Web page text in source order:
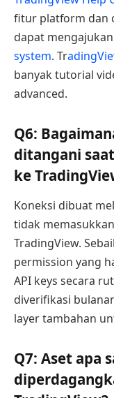
fitur platform dan
dapat
system. Tr
banyak tutorial
advanced.
Q6:
ditangani
ke
Koneksi dibuat
tidak
TradingView.
permission yang
API keys secara
diverifikasi
layer tambahan
Q7: Aset apa